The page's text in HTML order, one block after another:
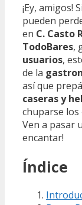
¡Ey, amigos!
pueden
en C. Casto
TodoBares,
usuarios,
de la
así que
caseras y
chuparse los
Ven a pasar
encantar!
Índice